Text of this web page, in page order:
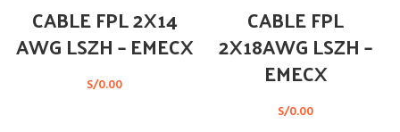
CABLE FPL 2X14
AWG LSZH – EMECX
S/0.00
CABLE FPL
2X18AWG LSZH –
EMECX
S/0.00